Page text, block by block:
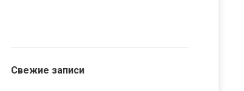
Свежие записи